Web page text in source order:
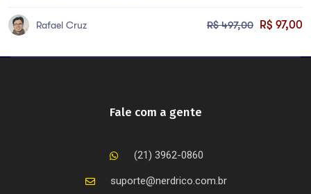
Rafael Cruz R$497,00 R$ 97,00
Fale com a gente
(21) 3962-0860
suporte@nerdrico.com.br